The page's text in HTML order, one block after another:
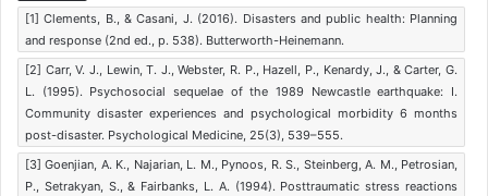
[1] Clements, B., & Casani, J. (2016). Disasters and public health: Planning
and response (2nd ed., p. 538). Butterworth-Heinemann.
[2] Carr, V. J., Lewin, T. J., Webster, R. P., Hazell, P., Kenardy, J., & Carter, G.
L. (1995). Psychosocial sequelae of the 1989 Newcastle earthquake: I.
Community disaster experiences and psychological morbidity 6 months
post-disaster. Psychological Medicine, 25(3), 539–555.
[3] Goenjian, A. K., Najarian, L. M., Pynoos, R. S., Steinberg, A. M., Petrosian,
P., Setrakyan, S., & Fairbanks, L. A. (1994). Posttraumatic stress reactions